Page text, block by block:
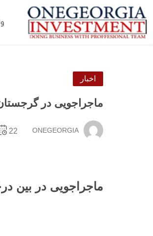
اخبار
ماجراجویی در
ONEGEORGIA 22اسفند1397
ماجراجویی در بین